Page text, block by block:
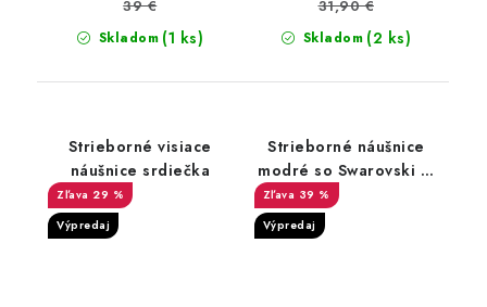
Skladom (1 ks)
39 €
Skladom (2 ks)
31,90 €
Strieborné visiace
náušnice srdiečka
29 %
Výpredaj
Strieborné náušnice
modré so Swarovski ®
Zirconia
39 %
Výpredaj